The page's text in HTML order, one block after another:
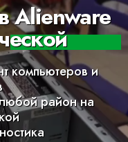
Alienware
компьютеров и
район на